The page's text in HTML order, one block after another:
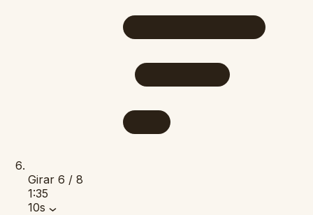
Girar 6 / 8
1:35
10s